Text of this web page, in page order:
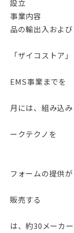
設立 ：
事業内容 ：
品の輸出入および
正規販売
「ザイコストア」
運営のほ
EMS事業までを
一貫して
月には、組み込み
システム
ークテクノを
グループ
(モノの
フォームの提供が
可能とな
販売する
主要サー
は、約30メーカー